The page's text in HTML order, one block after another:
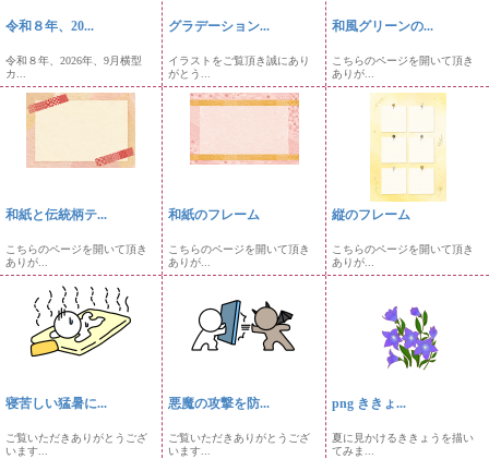
令和８年、20...
令和８年、2026年、9月横型
カ...
グラデーション...
イラストをご覧頂き誠にあり
がとう...
和風グリーンの...
こちらのページを開いて頂き
ありが...
和紙と伝統柄テ...
こちらのページを開いて頂き
ありが...
和紙のフレーム
こちらのページを開いて頂き
ありが...
縦のフレーム
こちらのページを開いて頂き
ありが...
寝苦しい猛暑に...
ご覧いただきありがとうござ
います...
悪魔の攻撃を防...
ご覧いただきありがとうござ
います...
png ききょ...
夏に見かけるききょうを描い
てみま...